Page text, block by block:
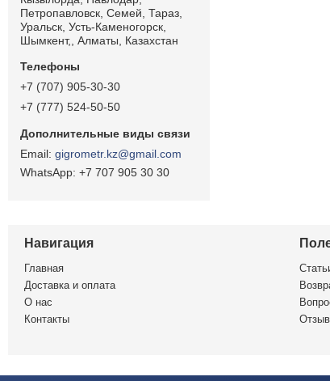
Петропавловск, Семей, Тараз,
Уральск, Усть-Каменогорск,
Шымкент,, Алматы, Казахстан
+7 (707) 905-30-30
+7 (777) 524-50-50
gigrometr.kz@gmail.com
+7 707 905 30 30
Навигация
Главная
Доставка и оплата
О нас
Контакты